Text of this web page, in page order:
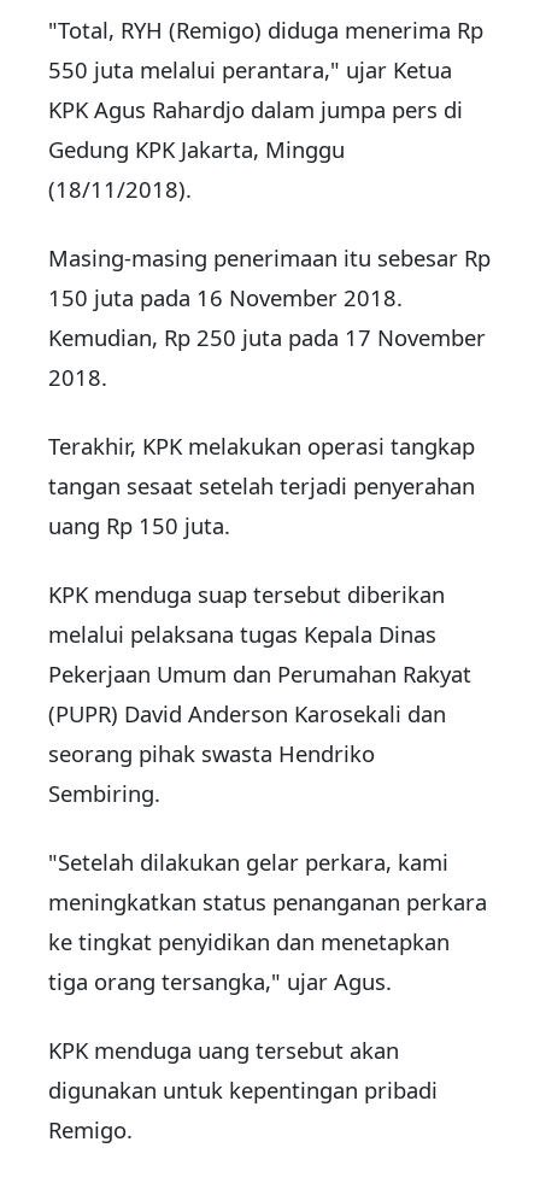
"Total, RYH (Remigo) diduga menerima Rp
550 juta melalui perantara," ujar Ketua
KPK Agus Rahardjo dalam jumpa pers di
Gedung KPK Jakarta, Minggu
(18/11/2018).
Masing-masing penerimaan itu sebesar Rp
150 juta pada 16 November 2018.
Kemudian, Rp 250 juta pada 17 November
2018.
Terakhir, KPK melakukan operasi tangkap
tangan sesaat setelah terjadi penyerahan
uang Rp 150 juta.
KPK menduga suap tersebut diberikan
melalui pelaksana tugas Kepala Dinas
Pekerjaan Umum dan Perumahan Rakyat
(PUPR) David Anderson Karosekali dan
seorang pihak swasta Hendriko
Sembiring.
"Setelah dilakukan gelar perkara, kami
meningkatkan status penanganan perkara
ke tingkat penyidikan dan menetapkan
tiga orang tersangka," ujar Agus.
KPK menduga uang tersebut akan
digunakan untuk kepentingan pribadi
Remigo.